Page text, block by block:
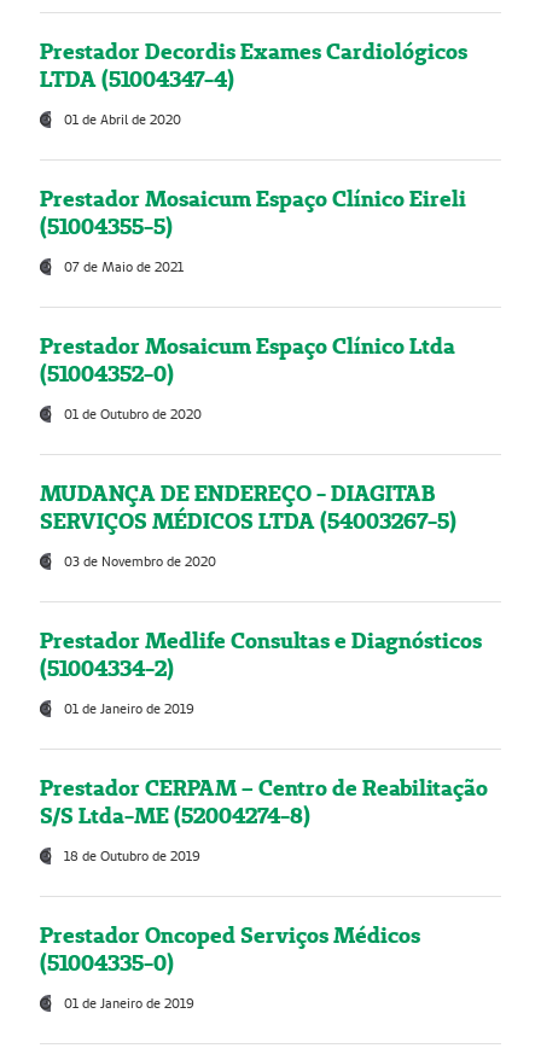
Prestador Decordis Exames Cardiológicos
LTDA (51004347-4)
01 de Abril de 2020
Prestador Mosaicum Espaço Clínico Eireli
(51004355-5)
07 de Maio de 2021
Prestador Mosaicum Espaço Clínico Ltda
(51004352-0)
01 de Outubro de 2020
MUDANÇA DE ENDEREÇO - DIAGITAB
SERVIÇOS MÉDICOS LTDA (54003267-5)
03 de Novembro de 2020
Prestador Medlife Consultas e Diagnósticos
(51004334-2)
01 de Janeiro de 2019
Prestador CERPAM – Centro de Reabilitação
S/S Ltda-ME (52004274-8)
18 de Outubro de 2019
Prestador Oncoped Serviços Médicos
(51004335-0)
01 de Janeiro de 2019